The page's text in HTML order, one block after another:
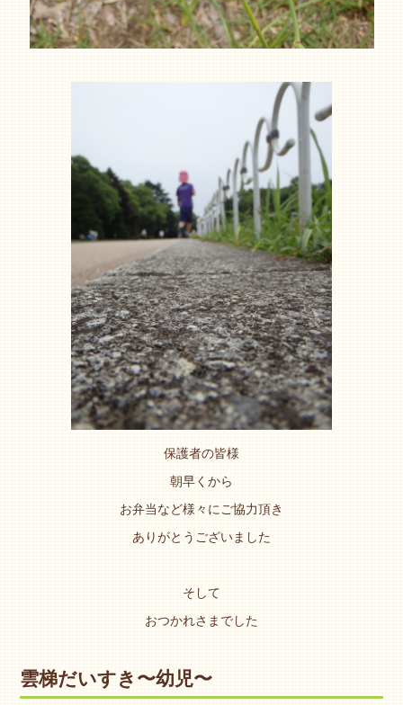
保護者の皆様
朝早くから
お弁当など様々にご協力頂き
ありがとうございました
そして
おつかれさまでした
雲梯だいすき〜幼児〜